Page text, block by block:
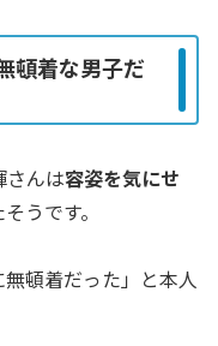
頓着な男子だ
さんは容姿を気にせ
うです。
頓着だった」と本人